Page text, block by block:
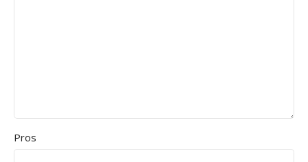
Pros